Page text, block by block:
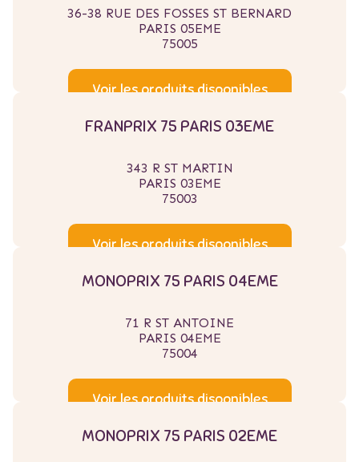
36-38 RUE DES FOSSES ST BERNARD
PARIS 05EME
75005
Voir les produits disponibles
FRANPRIX 75 PARIS 03EME
343 R ST MARTIN
PARIS 03EME
75003
Voir les produits disponibles
MONOPRIX 75 PARIS 04EME
71 R ST ANTOINE
PARIS 04EME
75004
Voir les produits disponibles
MONOPRIX 75 PARIS 02EME